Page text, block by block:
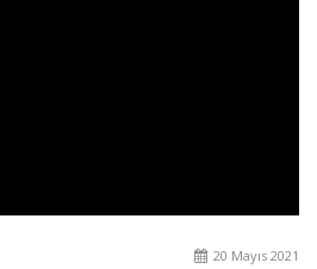
20 Mayıs 2021